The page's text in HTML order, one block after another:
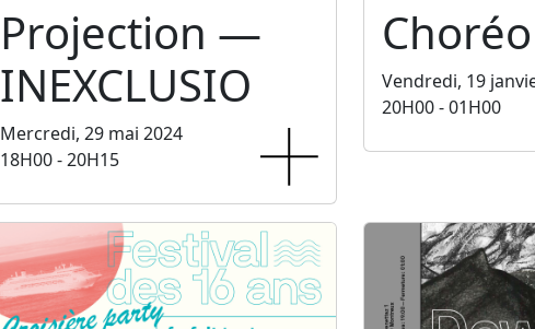
Projection —
INEXCLUSIO
Mercredi, 29 mai 2024
18H00 - 20H15
Vendredi, 19
20H00 - 01H00